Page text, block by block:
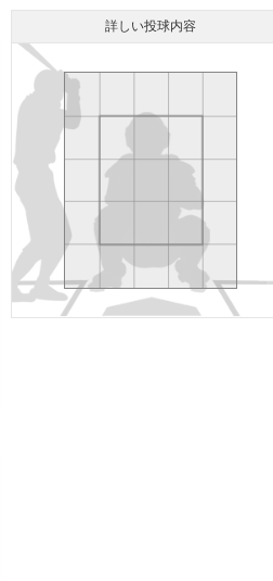
詳しい投球内容